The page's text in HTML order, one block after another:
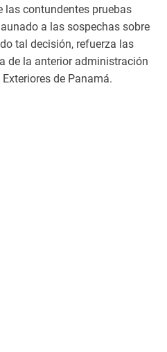
las contundentes pruebas
a las sospechas sobre
tal decisión, refuerza las
de la anterior administración
de Panamá.